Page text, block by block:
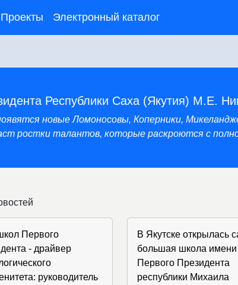
Проекты Электронный каталог
Республики Саха (Якутия) М.Е.
новые Ломоносовы, Коперники,
ростки талантов, которые раскроются с
Первого
- драйвер
руководитель
В Якутске открылась
большая школа имени
Первого Президента
республики Михаила